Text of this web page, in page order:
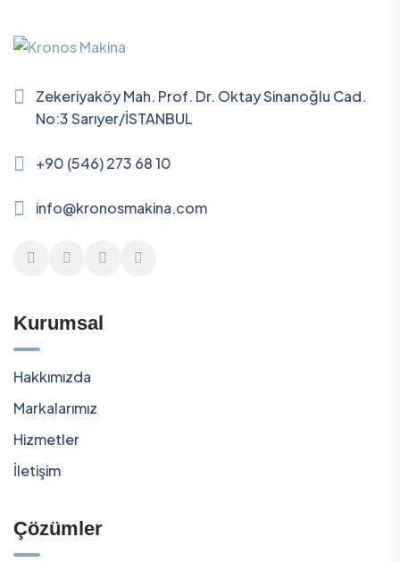
Zekeriyaköy Mah. Prof. Dr. Oktay Sinanoğlu Cad.
No:3 Sarıyer/İSTANBUL
+90 (546) 273 68 10
info@kronosmakina.com
Kurumsal
Hakkımızda
Markalarımız
Hizmetler
İletişim
Çözümler